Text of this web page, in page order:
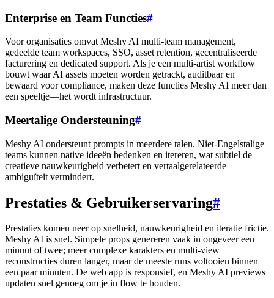
Enterprise en Team Functies#
Voor organisaties omvat Meshy AI multi-team management,
gedeelde team workspaces, SSO, asset retention, gecentraliseerde
facturering en dedicated support. Als je een multi-artist workflow
bouwt waar AI assets moeten worden getrackt, auditbaar en
bewaard voor compliance, maken deze functies Meshy AI meer dan
een speeltje—het wordt infrastructuur.
Meertalige Ondersteuning#
Meshy AI ondersteunt prompts in meerdere talen. Niet-Engelstalige
teams kunnen native ideeën bedenken en itereren, wat subtiel de
creatieve nauwkeurigheid verbetert en vertaalgerelateerde
ambiguïteit vermindert.
Prestaties & Gebruikerservaring#
Prestaties komen neer op snelheid, nauwkeurigheid en iteratie frictie.
Meshy AI is snel. Simpele props genereren vaak in ongeveer een
minuut of twee; meer complexe karakters en multi-view
reconstructies duren langer, maar de meeste runs voltooien binnen
een paar minuten. De web app is responsief, en Meshy AI previews
updaten snel genoeg om je in flow te houden.